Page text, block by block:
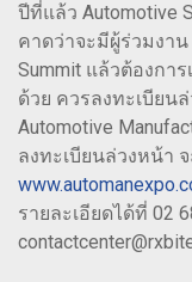
ปีที่แล้ว Automotive
คาดว่าจะมีผู้ร่วมงา
Summit แล้วต้องการ
ด้วย ควรลงทะเบียน
Automotive
ลงทะเบียนล่วงหน้า
รายละเอียดได้ที่ 02